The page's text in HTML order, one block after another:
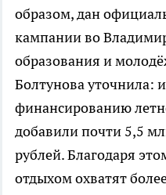
образом, дан
кампании во
образования и
Болтунова уточнила:
финансированию
добавили почти 5,5
рублей. Благодаря
отдыхом охватят